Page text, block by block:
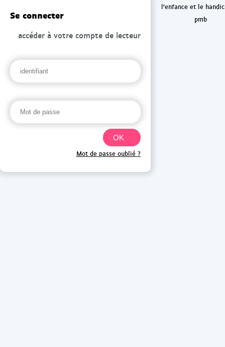
l'enfance et le
pmb
Se connecter
accéder à votre compte de lecteur
Mot de passe oublié ?